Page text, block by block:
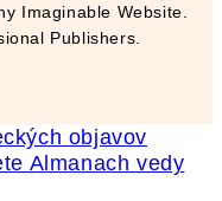
Imaginable Website.
Publishers.